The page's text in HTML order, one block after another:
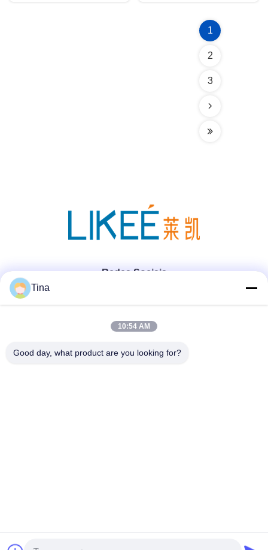
1
2
3
Redes Sociais
Contato rápido
Telefone
Tina
10:54 AM
Good day, what product are you looking for?